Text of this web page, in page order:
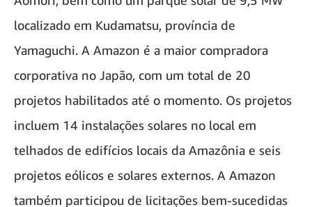
localizado em Kudamatsu, província de
Yamaguchi. A Amazon é a maior compradora
corporativa no Japão, com um total de 20
projetos habilitados até o momento. Os projetos
incluem 14 instalações solares no local em
telhados de edifícios locais da Amazônia e seis
projetos eólicos e solares externos. A Amazon
também participou de licitações bem-sucedidas